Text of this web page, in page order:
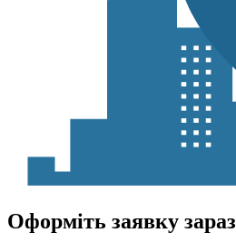
Оформіть заявку зараз